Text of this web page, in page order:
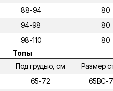
88-94
80
94-98
80
98-110
80
Топы
Под грудью, см
Размер
65-72
65ВС-